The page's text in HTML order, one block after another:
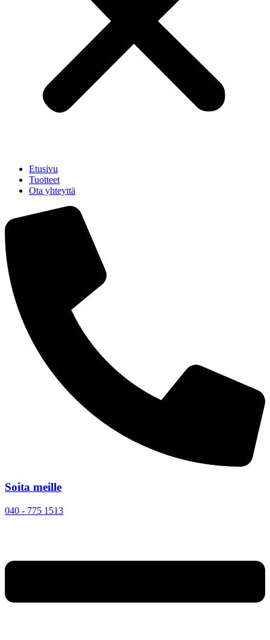
Etusivu
Tuotteet
Ota yhteyttä
Soita meille
040 - 775 1513